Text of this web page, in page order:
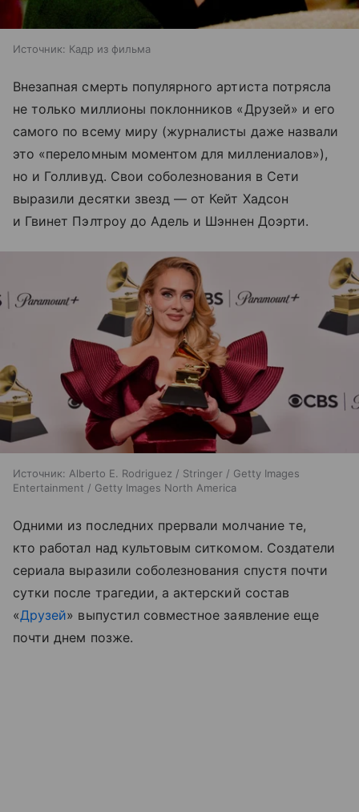
Источник: Кадр из фильма
Внезапная смерть популярного артиста потрясла
не только миллионы поклонников «Друзей» и его
самого по всему миру (журналисты даже назвали
это «переломным моментом для миллениалов»),
но и Голливуд. Свои соболезнования в Сети
выразили десятки звезд — от Кейт Хадсон
и Гвинет Пэлтроу до Адель и Шэннен Доэрти.
Источник: Alberto E. Rodriguez / Stringer / Getty Images
Entertainment / Getty Images North America
Одними из последних прервали молчание те,
кто работал над культовым ситкомом. Создатели
сериала выразили соболезнования спустя почти
сутки после трагедии, а актерский состав
«Друзей» выпустил совместное заявление еще
почти днем позже.